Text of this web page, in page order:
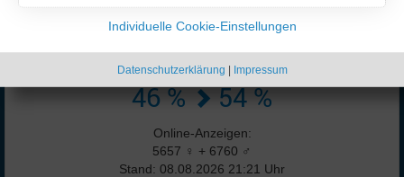
46 % 54 %
Online-Anzeigen:
5657 ♀ + 6760 ♂
Stand: 08.08.2026 21:21 Uhr
Individuelle Cookie-Einstellungen
Datenschutzerklärung | Impressum